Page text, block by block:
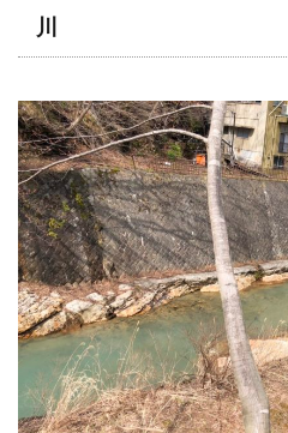
川